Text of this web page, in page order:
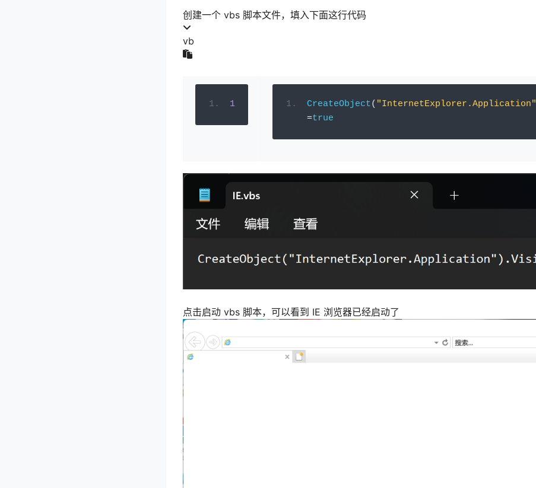
创建一个 vbs 脚本文件，填入下面这行代码
vb
1 CreateObject( "InternetExplorer.Application"
=true
点击启动 vbs 脚本，可以看到 IE 浏览器已经启动了